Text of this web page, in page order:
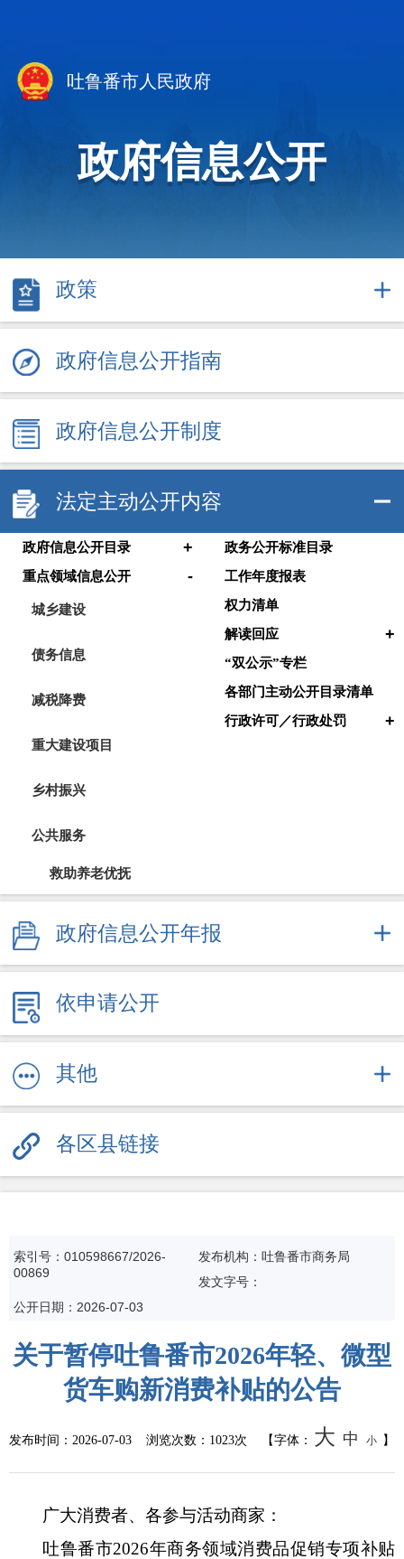
吐鲁番市人民政府
政府信息公开
政策
政府信息公开指南
政府信息公开制度
法定主动公开内容
政府信息公开目录 +
政务公开标准目录
重点领域信息公开
-
城乡建设
债务信息
减税降费
重大建设项目
乡村振兴
公共服务
救助养老优抚
医疗卫生（疫情防控）
文体旅游
其他服务信息
公共企事业信息
生产安全
自然资源
市场监管
工作年度报表
权力清单
解读回应
+
“双公示”专栏
各部门主动公开目录清单
行政许可／行政处罚
+
政府信息公开年报
依申请公开
其他
各区县链接
索引号：010598667/2026-
00869
发布机构：吐鲁番市商务局
发文字号：
公开日期：2026-07-03
关于暂停吐鲁番市2026年轻、微型
货车购新消费补贴的公告
发布时间： 2026-07-03 浏览次数： 1023次 【字体： 大 中 小 】
广大消费者、各参与活动商家：
吐鲁番市2026年商务领域消费品促销专项补贴